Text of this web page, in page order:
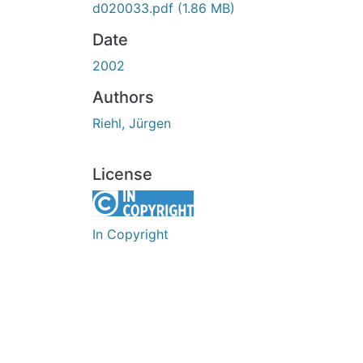
d020033.pdf (1.86 MB)
Date
2002
Authors
Riehl, Jürgen
License
In Copyright